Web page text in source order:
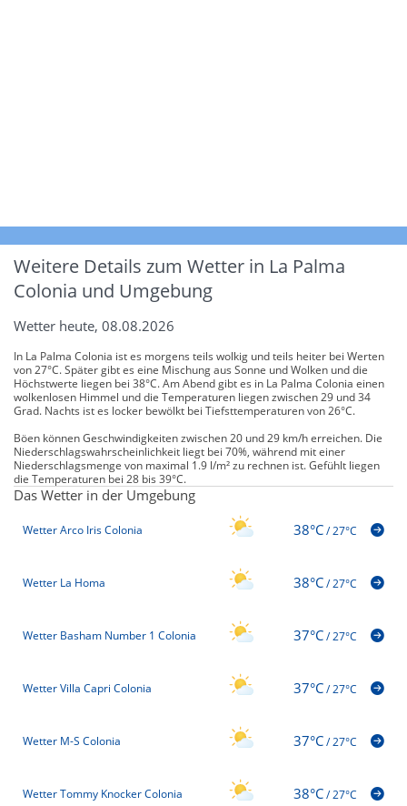
Weitere Details zum Wetter in La Palma
Colonia und Umgebung
Wetter heute, 08.08.2026
In La Palma Colonia ist es morgens teils wolkig und teils heiter bei Werten
von 27°C. Später gibt es eine Mischung aus Sonne und Wolken und die
Höchstwerte liegen bei 38°C. Am Abend gibt es in La Palma Colonia einen
wolkenlosen Himmel und die Temperaturen liegen zwischen 29 und 34
Grad. Nachts ist es locker bewölkt bei Tiefsttemperaturen von 26°C.
Böen können Geschwindigkeiten zwischen 20 und 29 km/h erreichen. Die
Niederschlagswahrscheinlichkeit liegt bei 70%, während mit einer
Niederschlagsmenge von maximal 1.9 l/m² zu rechnen ist. Gefühlt liegen
die Temperaturen bei 28 bis 39°C.
Das Wetter in der Umgebung
Wetter Arco Iris Colonia 38°C/27°C
Wetter La Homa 38°C/27°C
Wetter Basham Number 1 Colonia 37°C/27°C
Wetter Villa Capri Colonia 37°C/27°C
Wetter M-S Colonia 37°C/27°C
Wetter Tommy Knocker Colonia 38°C/27°C